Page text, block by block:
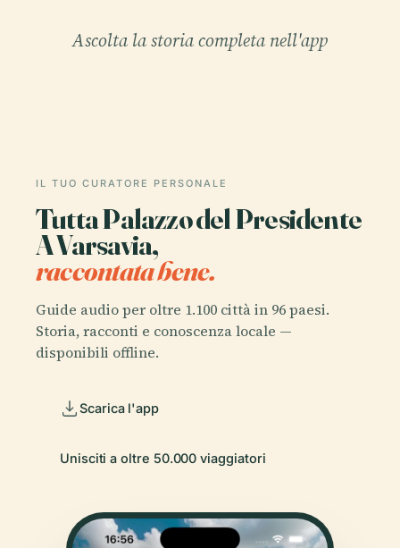
Ascolta la storia completa nell'app
IL TUO CURATORE PERSONALE
Tutta Palazzo del Presidente
A Varsavia,
raccontata bene.
Guide audio per oltre 1.100 città in 96 paesi.
Storia, racconti e conoscenza locale —
disponibili offline.
Scarica l'app
Unisciti a oltre 50.000 viaggiatori